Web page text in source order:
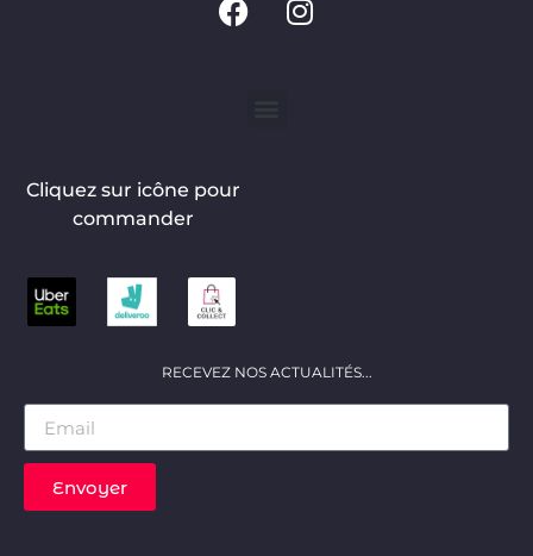
Cliquez sur icône pour
commander
RECEVEZ NOS ACTUALITÉS...
Envoyer